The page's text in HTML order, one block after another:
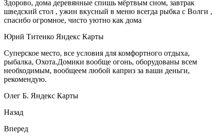
Здорово, дома деревянные спишь мёртвым сном, завтрак
шведский стол , ужин вкусный в меню всегда рыбка с Волги ,
спасибо огромное, чисто уютно как дома
Юрий Титенко Яндекс Карты
Суперское место, все условия для комфортного отдыха,
рыбалка, Охота.Домики вообще огонь, оборудованы всем
необходимым, вообщеем любой каприз за ваши деньги,
рекомендую.
Олег Б. Яндекс Карты
Назад
Вперед